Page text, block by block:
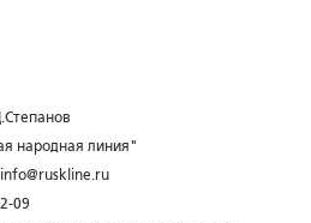
народная линия"
info@ruskline.ru
09